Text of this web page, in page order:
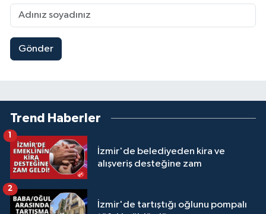
Gönder
Trend Haberler
İzmir'de belediyeden kira ve
alışveriş desteğine zam
İzmir'de tartıştığı oğlunu pompalı
2